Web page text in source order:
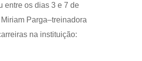
entre os dias 3 e 7 de
Parga–treinadora
na instituição: